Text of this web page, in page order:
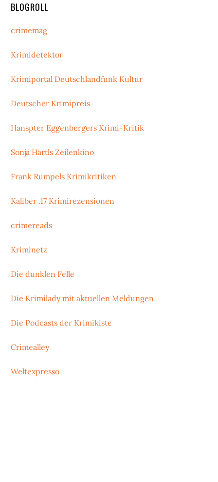
BLOGROLL
crimemag
Krimidetektor
Krimiportal Deutschlandfunk Kultur
Deutscher Krimipreis
Hanspter Eggenbergers Krimi-Kritik
Sonja Hartls Zeilenkino
Frank Rumpels Krimikritiken
Kaliber .17 Krimirezensionen
crimereads
Kriminetz
Die dunklen Felle
Die Krimilady mit aktuellen Meldungen
Die Podcasts der Krimikiste
Crimealley
Weltexpresso